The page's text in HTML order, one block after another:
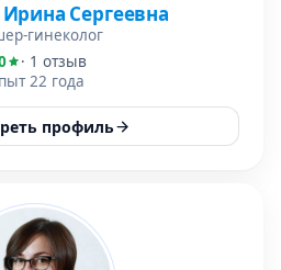
Сергеевна
гинеколог
· 1 отзыв
22 года
профиль